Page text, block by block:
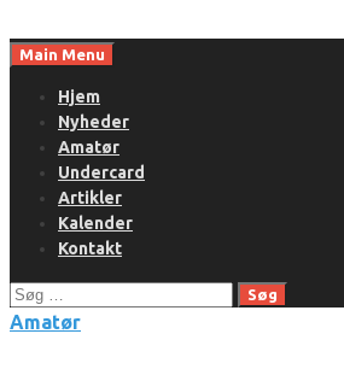
toMain Menu
Hjem
Nyheder
Amatør
Undercard
Artikler
Kalender
Kontakt
Søg
efter:
Amatør